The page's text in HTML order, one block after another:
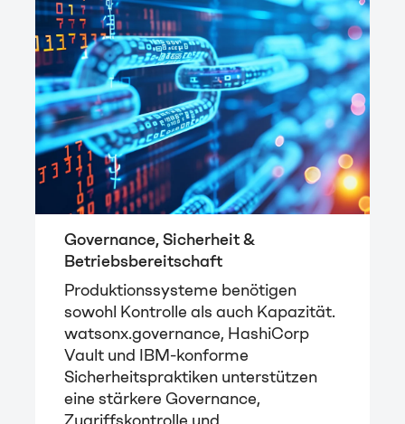
Governance, Sicherheit &
Betriebsbereitschaft
Produktionssysteme benötigen
sowohl Kontrolle als auch Kapazität.
watsonx.governance, HashiCorp
Vault und IBM-konforme
Sicherheitspraktiken unterstützen
eine stärkere Governance,